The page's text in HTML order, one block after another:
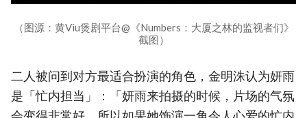
（图源：黄Viu煲剧平台@《Numbers：大厦之林的监视者们》
截图）
二人被问到对方最适合扮演的角色，金明洙认为妍雨
是「忙内担当」：「妍雨来拍摄的时候，片场的气氛